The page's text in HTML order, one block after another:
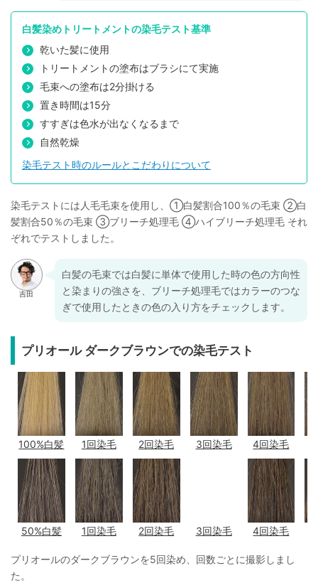
白髪染めトリートメントの染毛テスト基準
乾いた髪に使用
トリートメントの塗布はブラシにて実施
毛束への塗布は2分掛ける
置き時間は15分
すすぎは色水が出なくなるまで
自然乾燥
染毛テスト時のルールとこだわりについて
染毛テストには人毛毛束を使用し、①白髪割合100％の毛束 ②白
髪割合50％の毛束 ③ブリーチ処理毛 ④ハイブリーチ処理毛 それ
ぞれでテストしました。
白髪の毛束では白髪に単体で使用した時の色の方向性
と染まりの強さを、ブリーチ処理毛ではカラーのつな
ぎで使用したときの色の入り方をチェックします。
プリオール ダークブラウンでの染毛テスト
100%白髪 1回染毛 2回染毛 3回染毛 4回染毛
50%白髪 1回染毛 2回染毛 3回染毛 4回染毛
プリオールのダークブラウンを5回染め、回数ごとに撮影しまし
た。